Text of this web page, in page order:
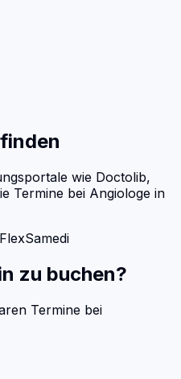
finden
wie Doctolib,
Termine bei Angiologe in
Samedi
zu buchen?
Termine bei